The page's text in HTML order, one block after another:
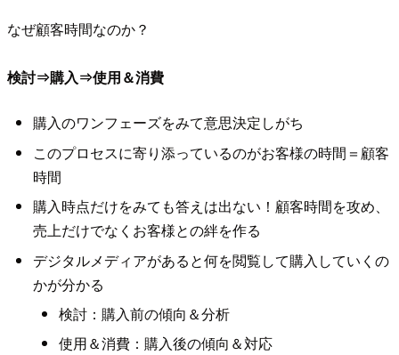
なぜ顧客時間なのか？
検討⇒購入⇒使用＆消費
購入のワンフェーズをみて意思決定しがち
このプロセスに寄り添っているのがお客様の時間＝顧客
時間
購入時点だけをみても答えは出ない！顧客時間を攻め、
売上だけでなくお客様との絆を作る
デジタルメディアがあると何を閲覧して購入していくの
かが分かる
検討：購入前の傾向＆分析
使用＆消費：購入後の傾向＆対応